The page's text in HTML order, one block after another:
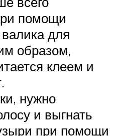
помощи
для
образом,
клеем и
нужно
и выгнать
при помощи